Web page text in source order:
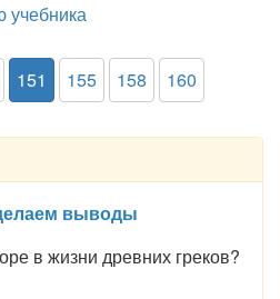
учебника
151 155 158 160
выводы
в жизни древних греков?